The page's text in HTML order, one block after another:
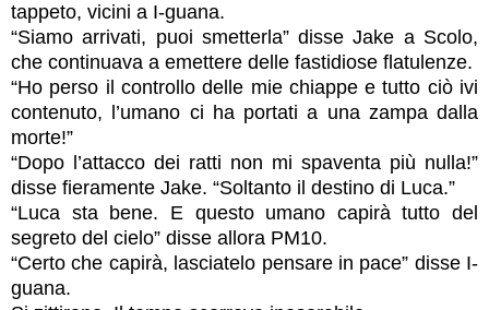
tappeto, vicini a I-guana.
“Siamo arrivati, puoi smetterla” disse Jake a Scolo,
che continuava a emettere delle fastidiose flatulenze.
“Ho perso il controllo delle mie chiappe e tutto ciò ivi
contenuto, l’umano ci ha portati a una zampa dalla
morte!”
“Dopo l’attacco dei ratti non mi spaventa più nulla!”
disse fieramente Jake. “Soltanto il destino di Luca.”
“Luca sta bene. E questo umano capirà tutto del
segreto del cielo” disse allora PM10.
“Certo che capirà, lasciatelo pensare in pace” disse I-
guana.